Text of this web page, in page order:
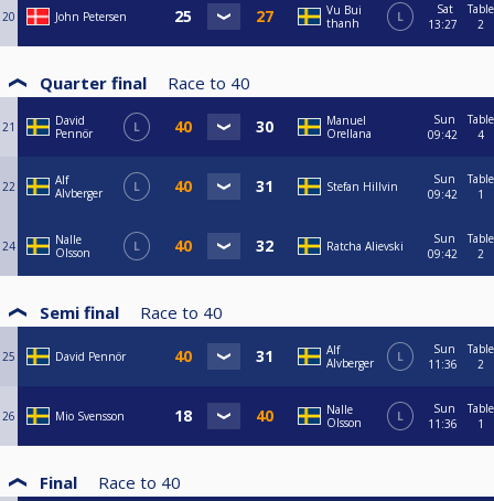
20 John Petersen
Vu Bui
thanh
L
Sat
13:27
Table
2
Quarter final Race to 40
21
David
Pennör
L
Manuel
Orellana
Sun
09:42
Table
4
22
Alf
Alvberger
L Stefan Hillvin
Sun
09:42
Table
1
24
Nalle
Olsson
L Ratcha Alievski
Sun
09:42
Table
2
Semi final Race to 40
25 David Pennör
Alf
Alvberger
L
Sun
11:36
Table
2
26 Mio Svensson
Nalle
Olsson
L
Sun
11:36
Table
1
Final Race to 40